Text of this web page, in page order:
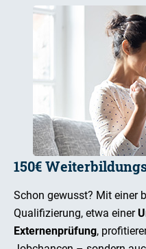
150€
Schon gewusst? Mit einer
Qualifizierung, etwa einer
Externenprüfung,